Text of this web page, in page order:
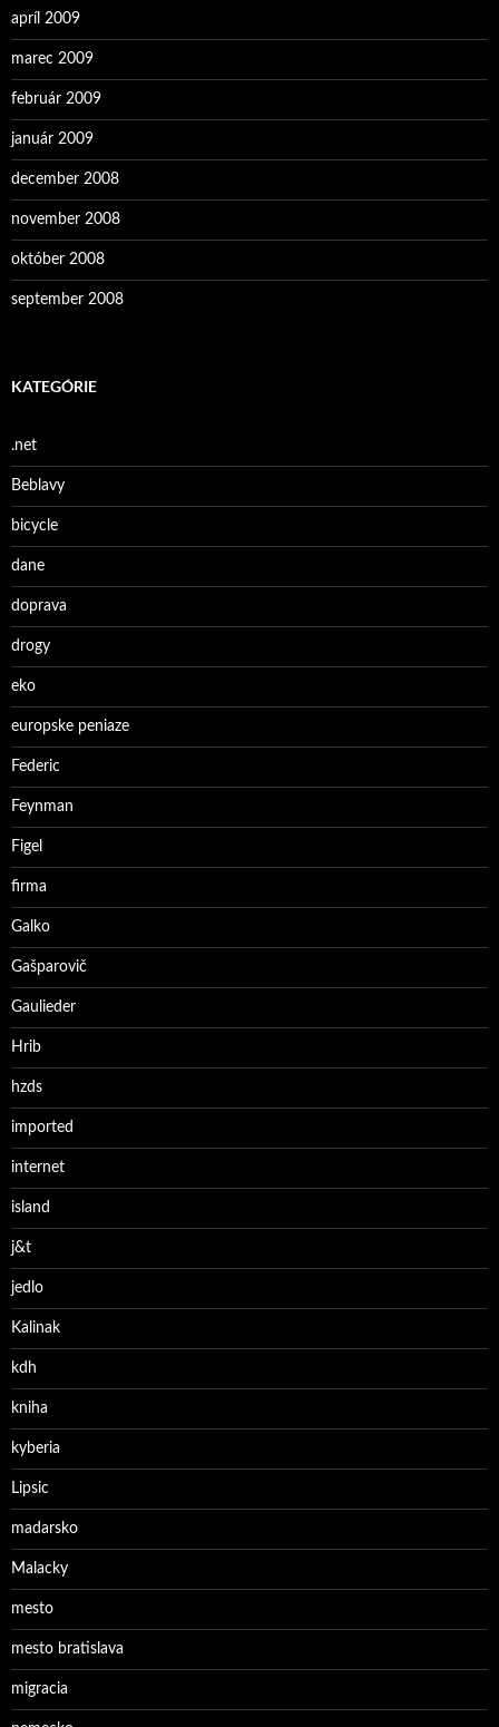
apríl 2009
marec 2009
február 2009
január 2009
december 2008
november 2008
október 2008
september 2008
KATEGÓRIE
.net
Beblavy
bicycle
dane
doprava
drogy
eko
europske peniaze
Federic
Feynman
Figel
firma
Galko
Gašparovič
Gaulieder
Hrib
hzds
imported
internet
island
j&t
jedlo
Kalinak
kdh
kniha
kyberia
Lipsic
madarsko
Malacky
mesto
mesto bratislava
migracia